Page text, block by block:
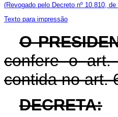
(Revogado pelo Decreto nº 10.810, de
Texto para impressão
O
confere o art.
contida no art.
DECRETA: